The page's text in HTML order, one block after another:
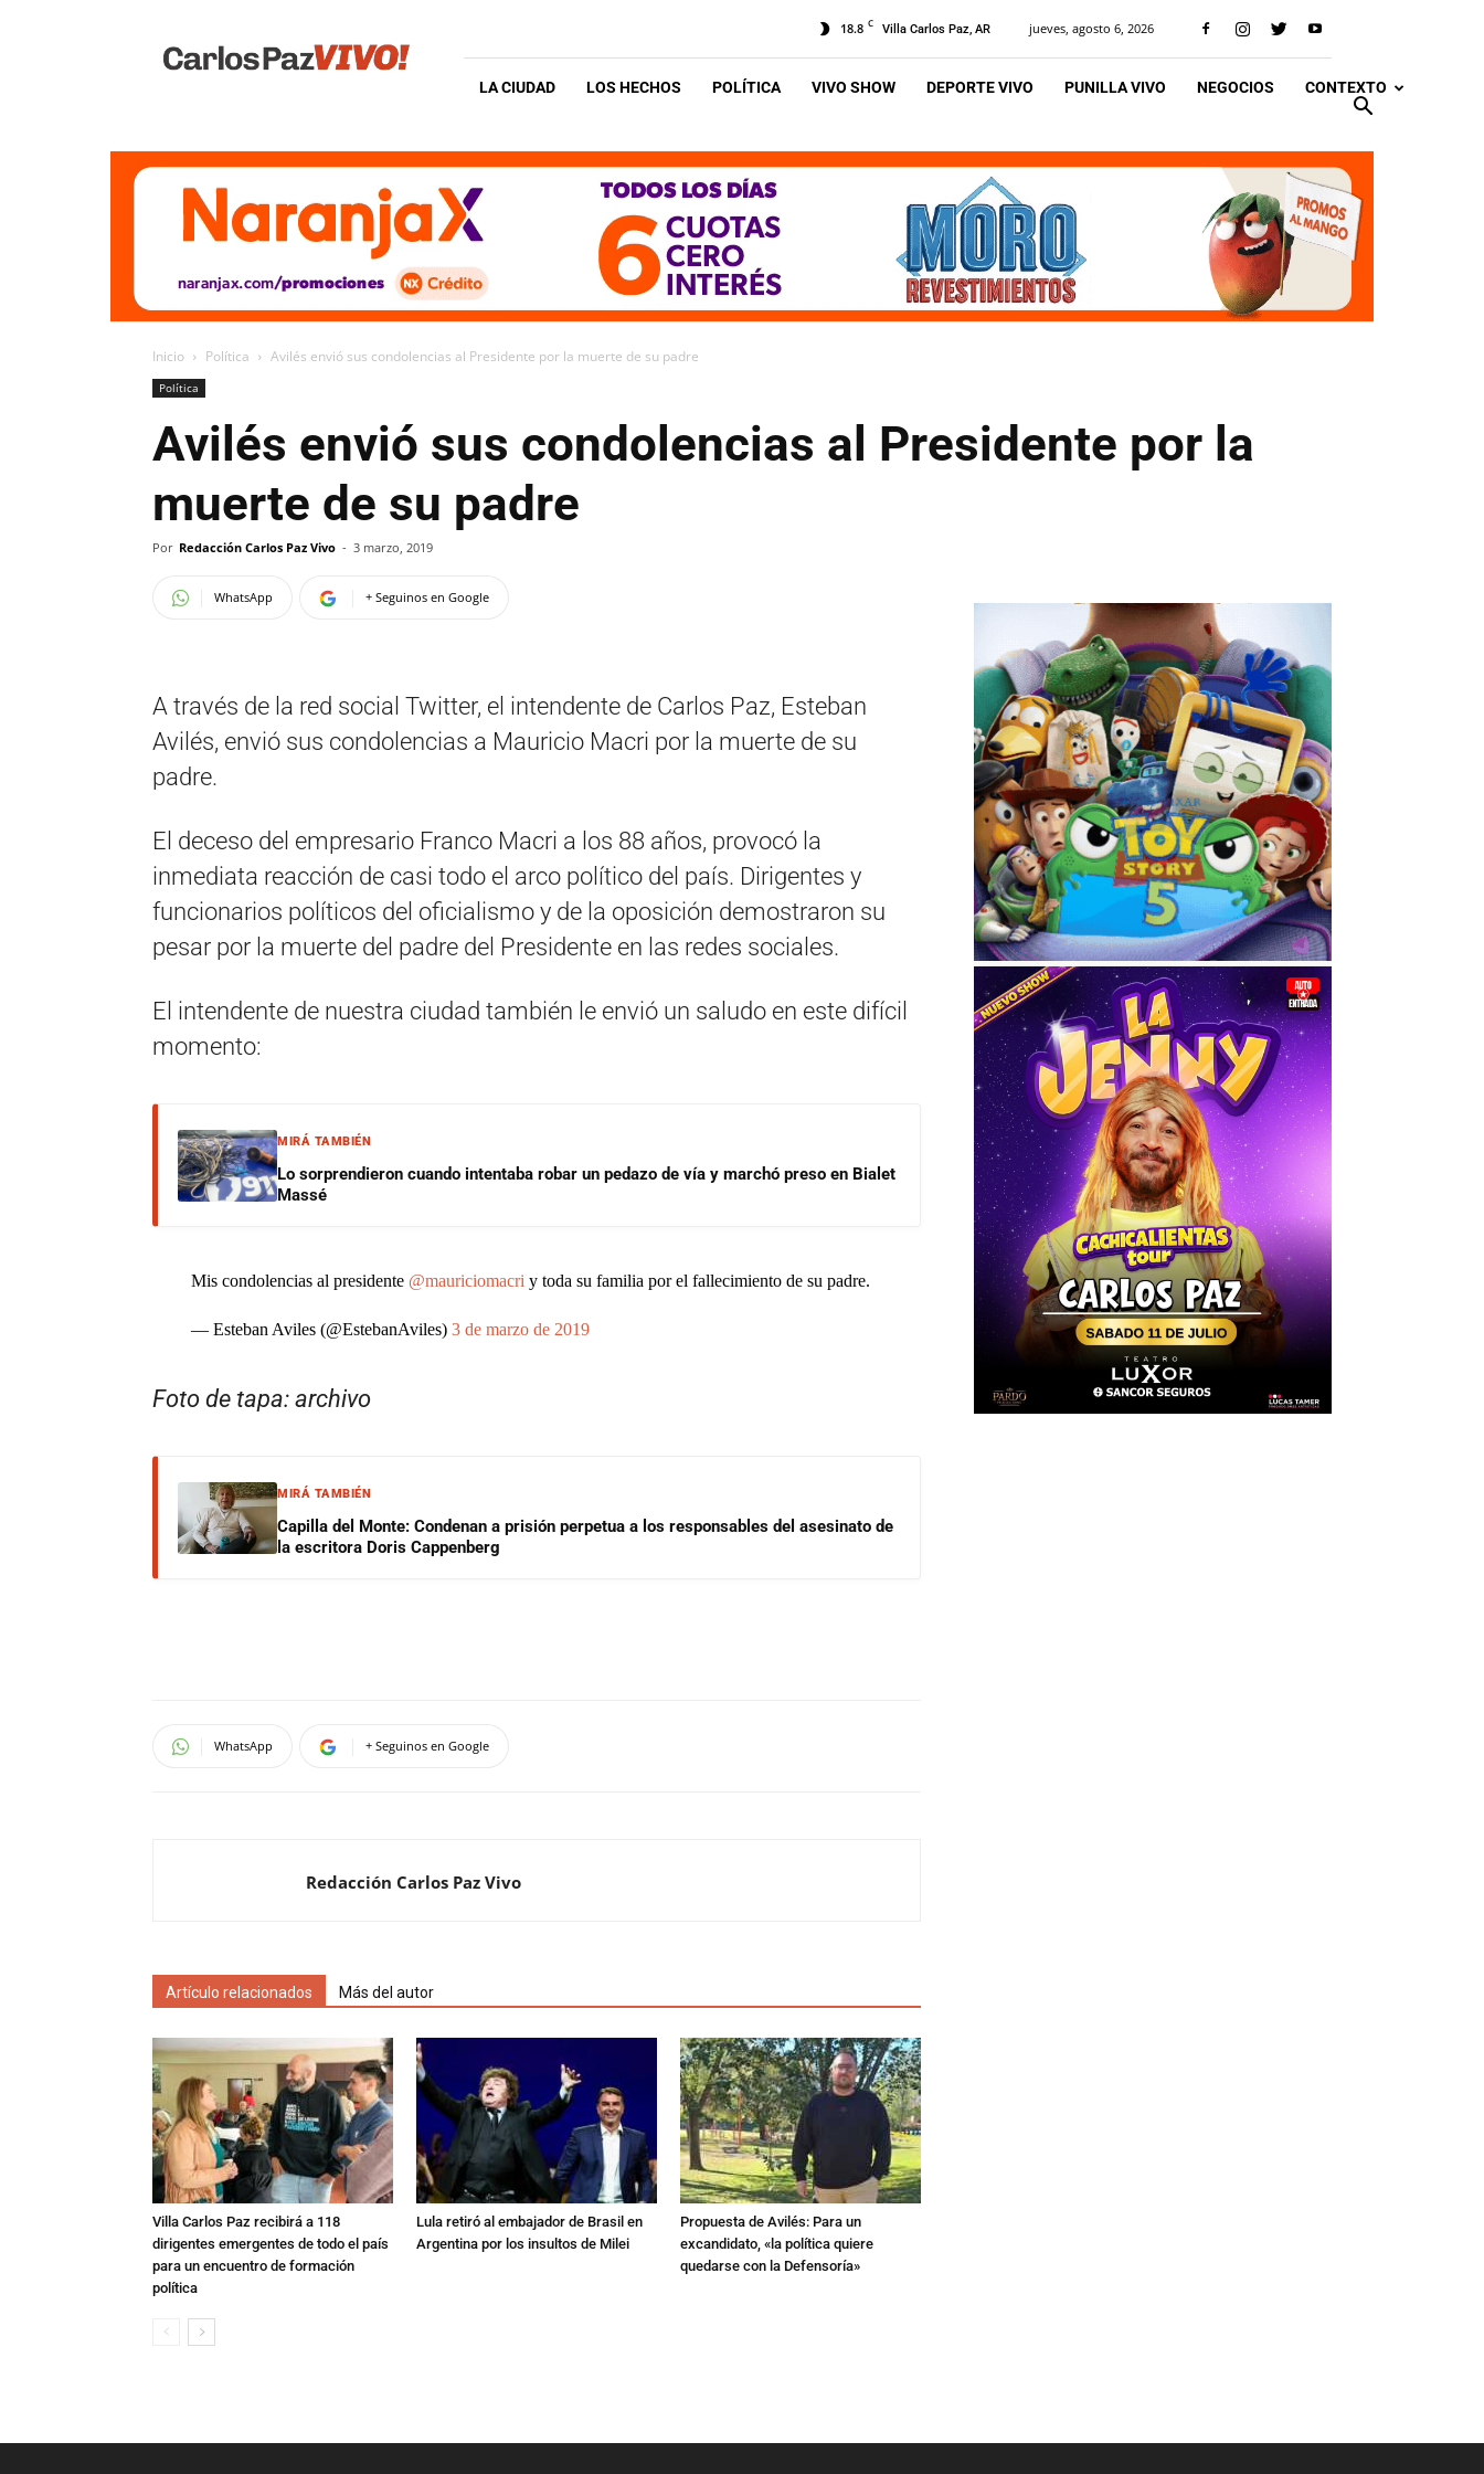
Vivo
18.8 C Villa Carlos Paz, AR jueves, agosto 6, 2026
LA CIUDAD LOS HECHOS POLÍTICA VIVO SHOW DEPORTE VIVO PUNILLA VIVO NEGOCIOS CONTEXTO
Inicio Política Avilés envió sus condolencias al Presidente por la muerte de su padre
Política
Avilés envió sus condolencias al Presidente por la
muerte de su padre
Por Redacción Carlos Paz Vivo - 3 marzo, 2019
WhatsApp + Seguinos en Google
A través de la red social Twitter, el intendente de Carlos Paz, Esteban
Avilés, envió sus condolencias a Mauricio Macri por la muerte de su
padre.
El deceso del empresario Franco Macri a los 88 años, provocó la
inmediata reacción de casi todo el arco político del país. Dirigentes y
funcionarios políticos del oficialismo y de la oposición demostraron su
pesar por la muerte del padre del Presidente en las redes sociales.
El intendente de nuestra ciudad también le envió un saludo en este difícil
momento:
MIRÁ TAMBIÉN
Lo sorprendieron cuando intentaba robar un pedazo de vía y marchó preso en Bialet
Massé
Mis condolencias al presidente @mauriciomacri y toda su familia por el fallecimiento de su padre.
— Esteban Aviles (@EstebanAviles) 3 de marzo de 2019
Foto de tapa: archivo
MIRÁ TAMBIÉN
Capilla del Monte: Condenan a prisión perpetua a los responsables del asesinato de
la escritora Doris Cappenberg
WhatsApp + Seguinos en Google
Redacción Carlos Paz Vivo
Artículo relacionados Más del autor
Villa Carlos Paz recibirá a 118
dirigentes emergentes de todo el país
para un encuentro de formación
política
Lula retiró al embajador de Brasil en
Argentina por los insultos de Milei
Propuesta de Avilés: Para un
excandidato, «la política quiere
quedarse con la Defensoría»